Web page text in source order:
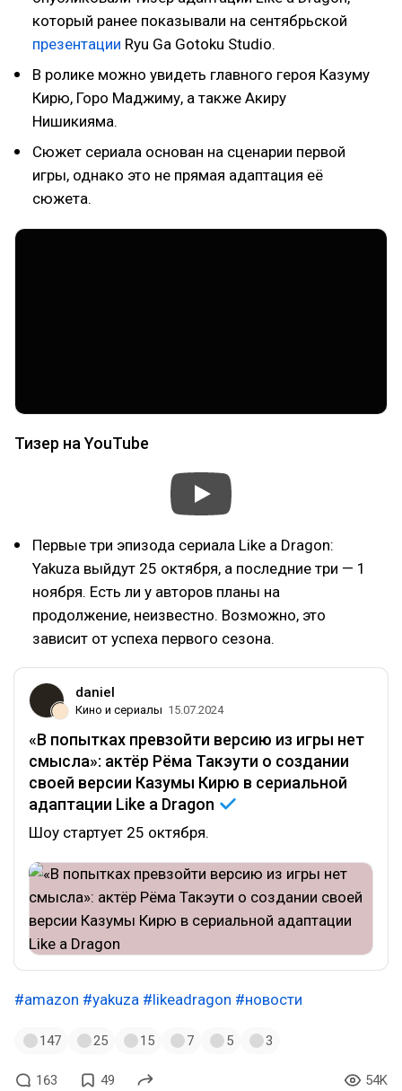
который ранее показывали на сентябрьской
презентации Ryu Ga Gotoku Studio.
В ролике можно увидеть главного героя Казуму
Кирю, Горо Маджиму, а также Акиру
Нишикияма.
Сюжет сериала основан на сценарии первой
игры, однако это не прямая адаптация её
сюжета.
Тизер на YouTube
Первые три эпизода сериала Like a Dragon:
Yakuza выйдут 25 октября, а последние три — 1
ноября. Есть ли у авторов планы на
продолжение, неизвестно. Возможно, это
зависит от успеха первого сезона.
daniel
Кино и сериалы 15.07.2024
«В попытках превзойти версию из игры нет
смысла»: актёр Рёма Такэути о создании
своей версии Казумы Кирю в сериальной
адаптации Like a Dragon
Шоу стартует 25 октября.
#amazon #yakuza #likeadragon #новости
147 25 15 7 5 3
163 49 54K